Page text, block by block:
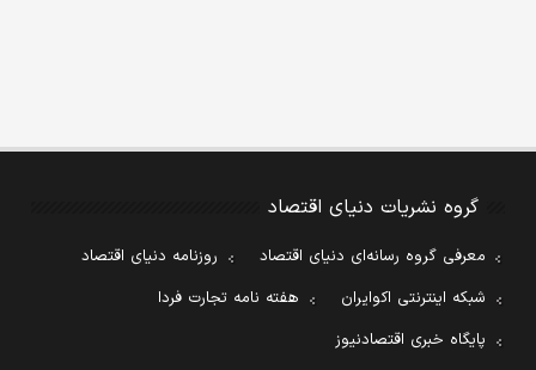
گروه نشریات دنیای اقتصاد
معرفی گروه رسانه‌ای دنیای اقتصاد
روزنامه دنیای اقتصاد
شبکه اینترنتی اکوایران
هفته نامه تجارت فردا
پایگاه خبری اقتصادنیوز